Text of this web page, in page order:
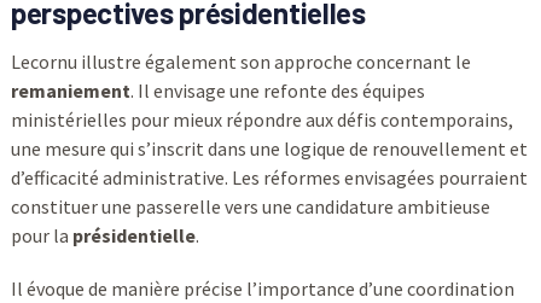
perspectives présidentielles
Lecornu illustre également son approche concernant le
remaniement. Il envisage une refonte des équipes
ministérielles pour mieux répondre aux défis contemporains,
une mesure qui s’inscrit dans une logique de renouvellement et
d’efficacité administrative. Les réformes envisagées pourraient
constituer une passerelle vers une candidature ambitieuse
pour la présidentielle.
Il évoque de manière précise l’importance d’une coordination